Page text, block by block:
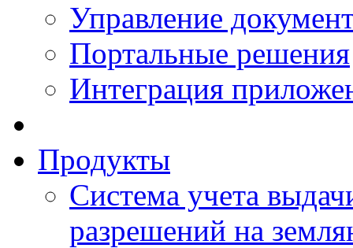
Управление
Портальные решения
Интеграция
Продукты
Система учета
разрешений на